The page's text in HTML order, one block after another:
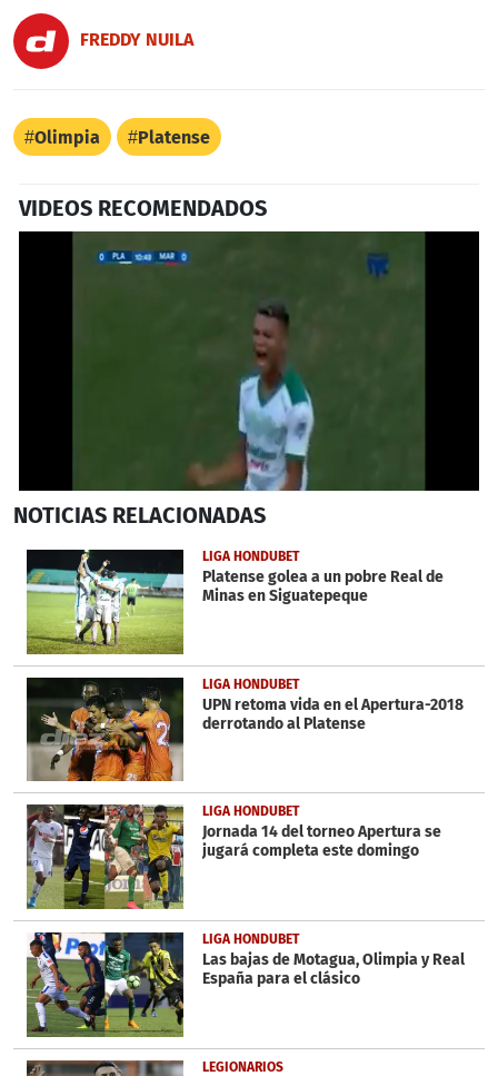
FREDDY NUILA
Olimpia Platense
VIDEOS RECOMENDADOS
seconds
34
seconds
NOTICIAS RELACIONADAS
LIGA HONDUBET
Platense golea a un pobre Real de
Minas en Siguatepeque
LIGA HONDUBET
UPN retoma vida en el Apertura-2018
derrotando al Platense
LIGA HONDUBET
Jornada 14 del torneo Apertura se
jugará completa este domingo
LIGA HONDUBET
Las bajas de Motagua, Olimpia y Real
España para el clásico
LEGIONARIOS